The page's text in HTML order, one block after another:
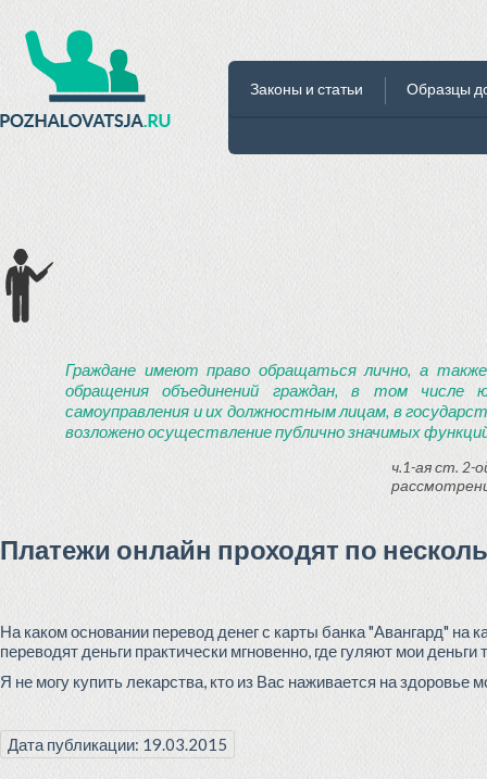
Законы и статьи Образцы
Граждане имеют право обращаться лично, а
обращения объединений граждан, в том числе
самоуправления и их должностным лицам, в
возложено осуществление публично значимых
ч.1-ая ст. 2-
Платежи онлайн проходят по
На каком основании перевод денег с карты банка "Авангард" на
переводят деньги практически мгновенно, где гуляют мои
Я не могу купить лекарства, кто из Вас наживается на здоровье
Дата публикации: 19.03.2015